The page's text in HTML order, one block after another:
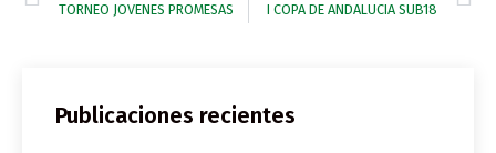
TORNEO JOVENES PROMESAS I COPA DE ANDALUCIA SUB18
Publicaciones recientes